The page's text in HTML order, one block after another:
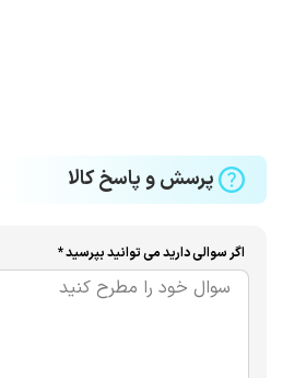
پرسش و پاسخ کالا
اگر سوالی دارید می توانید بپرسید *